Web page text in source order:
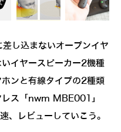
し込まないオープンイヤ
イヤースピーカー2機種
ンと有線タイプの2種類
レス「nwm MBE001」
、レビューしていこう。